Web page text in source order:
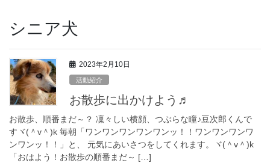
シニア犬
2023年2月10日
活動紹介
お散歩に出かけよう♬
お散歩、順番まだ～？ 凜々しい横顔、つぶらな瞳♪豆次郎くんで
すヾ(＾v＾)k 毎朝「ワンワンワンワンワンッ！！ワンワンワンワ
ンワンッ！！」と、 元気にあいさつをしてくれます。ヾ(＾v＾)k
「おはよう！お散歩の順番まだ～ […]